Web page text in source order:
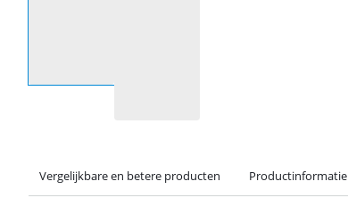
Vergelijkbare en betere producten Productinformatie